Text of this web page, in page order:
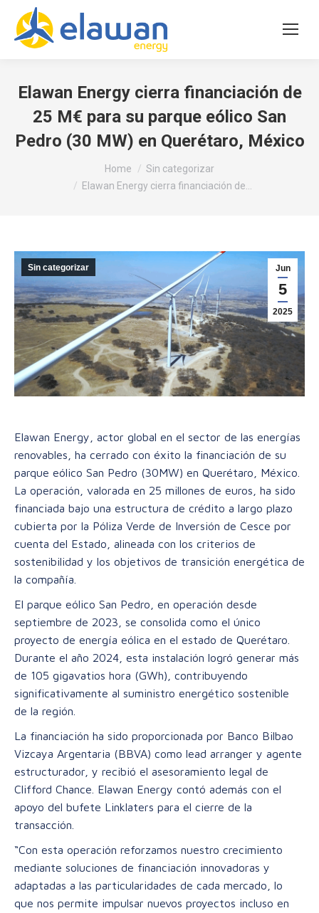
Elawan Energy cierra financiación de
25 M€ para su parque eólico San
Pedro (30 MW) en Querétaro, México
Home
Sin categorizar
Elawan Energy cierra financiación de…
Jun
5
2025
Sin categorizar
Elawan Energy, actor global en el sector de las energías
renovables, ha cerrado con éxito la financiación de su
parque eólico San Pedro (30MW) en Querétaro, México.
La operación, valorada en 25 millones de euros, ha sido
financiada bajo una estructura de crédito a largo plazo
cubierta por la Póliza Verde de Inversión de Cesce por
cuenta del Estado, alineada con los criterios de
sostenibilidad y los objetivos de transición energética de
la compañía.
El parque eólico San Pedro, en operación desde
septiembre de 2023, se consolida como el único
proyecto de energía eólica en el estado de Querétaro.
Durante el año 2024, esta instalación logró generar más
de 105 gigavatios hora (GWh), contribuyendo
significativamente al suministro energético sostenible
de la región.
La financiación ha sido proporcionada por Banco Bilbao
Vizcaya Argentaria (BBVA) como lead arranger y agente
estructurador, y recibió el asesoramiento legal de
Clifford Chance. Elawan Energy contó además con el
apoyo del bufete Linklaters para el cierre de la
transacción.
“Con esta operación reforzamos nuestro crecimiento
mediante soluciones de financiación innovadoras y
adaptadas a las particularidades de cada mercado, lo
que nos permite impulsar nuevos proyectos incluso en